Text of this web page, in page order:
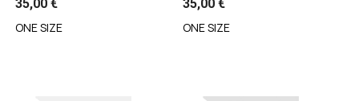
35,00 €
ONE SIZE
35,00 €
ONE SIZE